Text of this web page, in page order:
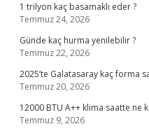
1 trilyon kaç basamaklı eder ?
Temmuz 24, 2026
Günde kaç hurma yenilebilir ?
Temmuz 22, 2026
2025’te Galatasaray kaç forma
Temmuz 20, 2026
12000 BTU A++ klima saatte ne
Temmuz 9, 2026